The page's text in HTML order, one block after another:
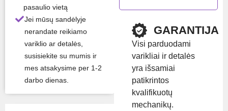
pasaulio vietą
Jei mūsų sandėlyje
nerandate reikiamo
variklio ar detalės,
susisiekite su mumis ir
mes atsakysime per 1-2
darbo dienas.
Case / New Holland,
Iveco / FPT
Rodyti kainą
GARANTIJA
Visi parduodami
varikliai ir detalės
yra išsamiai
patikrintos
kvalifikuotų
mechanikų.